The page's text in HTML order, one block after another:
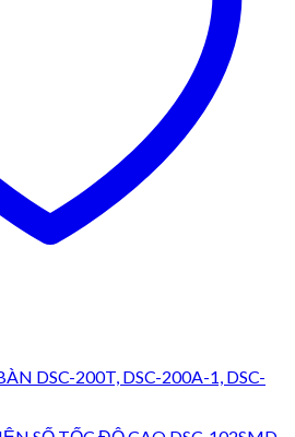
DSC-200T, DSC-200A-1, DSC-